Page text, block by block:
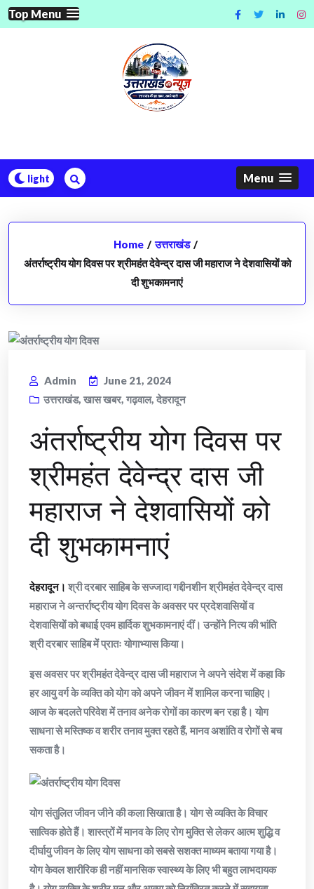
Skip
to
Top Menu
Menu
Home / उत्तराखंड /
अंतर्राष्ट्रीय योग दिवस पर श्रीमहंत देवेन्द्र दास जी महाराज ने देशवासियों को
दी शुभकामनाएं
Admin
June 21, 2024
उत्तराखंड, खास खबर, गढ़वाल, देहरादून
अंतर्राष्ट्रीय योग दिवस पर
श्रीमहंत देवेन्द्र दास जी
महाराज ने देशवासियों को
दी शुभकामनाएं
देहरादून। श्री दरबार साहिब के सज्जादा गद्दीनशीन श्रीमहंत देवेन्द्र दास
महाराज ने अन्तर्राष्ट्रीय योग दिवस के अवसर पर प्रदेशवासियों व
देशवासियों को बधाई एवम हार्दिक शुभकामनाएं दीं। उन्होंने नित्य की भांति
श्री दरबार साहिब में प्रातः योगाभ्यास किया।
इस अवसर पर श्रीमहंत देवेन्द्र दास जी महाराज ने अपने संदेश में कहा कि
हर आयु वर्ग के व्यक्ति को योग को अपने जीवन में शामिल करना चाहिए।
आज के बदलते परिवेश में तनाव अनेक रोगों का कारण बन रहा है। योग
साधना से मस्तिष्क व शरीर तनाव मुक्त रहते हैं, मानव अशांति व रोगों से बच
सकता है।
योग संतुलित जीवन जीने की कला सिखाता है। योग से व्यक्ति के विचार
सात्विक होते हैं। शास्त्रों में मानव के लिए रोग मुक्ति से लेकर आत्म शुद्धि व
दीर्घायु जीवन के लिए योग साधना को सबसे सशक्त माध्यम बताया गया है।
योग केवल शारीरिक ही नहीं मानसिक स्वास्थ्य के लिए भी बहुत लाभदायक